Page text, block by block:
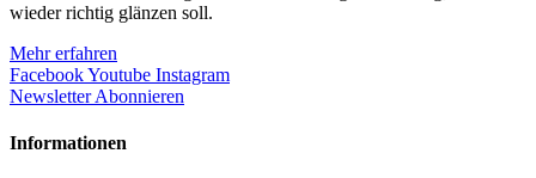
wieder richtig glänzen soll.
Mehr erfahren
FacebookYoutube Instagram
Newsletter Abonnieren
Informationen